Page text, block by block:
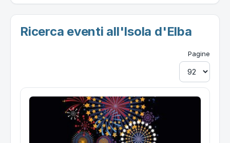
Ricerca eventi all'Isola d'Elba
Pagine